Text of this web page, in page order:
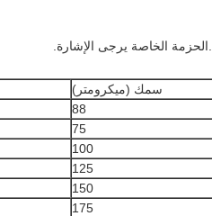
سمك (ميكرومتر)
88
75
100
125
150
175